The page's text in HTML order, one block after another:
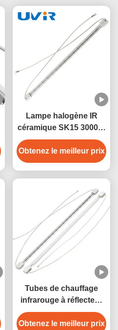
Lampe halogène IR
céramique SK15 3000W
400V pour chauffage
industriel
Obtenez le meilleur prix
Tubes de chauffage
infrarouge à réflecteur
blanc de 2500 W à 400 V
pour machines à
Obtenez le meilleur prix